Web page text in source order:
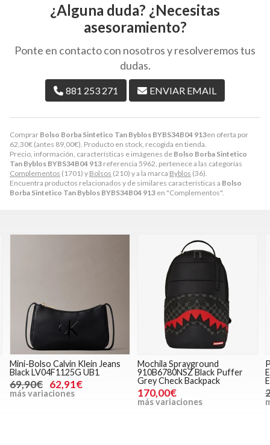
Comprar Bolso Borba Sintetico Tan Byblos BYBS34B04 913en oferta por
62,30€ (antes 89,00€). Producto en stock, recogida en tienda.
Precio, información, características e imágenes de Bolso Borba Sintetico
Tan Byblos BYBS34B04 913 referencia 5962, pertenece a las categorías
Complementos (1701) y Bolsos (210) y a la marca Byblos (36).
Encuentra productos relacionados y de similares características a Bolso
Borba Sintetico Tan Byblos BYBS34B04 913 en "Complementos".
¿Alguna duda? ¿Necesitas
asesoramiento?
Ponte en contacto con nosotros y resolveremos tus
dudas.
881 253 271 ENVIAR EMAIL
Mini-Bolso Calvin Klein Jeans
Black LV04F1125G UB1
69,90€ 62,91€
más variaciones
Mochila Sprayground
910B6780NSZ Black Puffer
Grey Check Backpack
170,00€
más variaciones